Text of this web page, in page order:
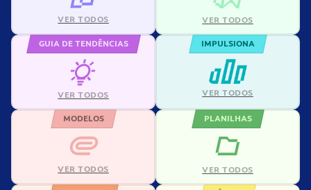
VER TODOS VER TODOS
GUIA DE TENDÊNCIAS
VER TODOS
IMPULSIONA
VER TODOS
MODELOS
VER TODOS
PLANILHAS
VER TODOS